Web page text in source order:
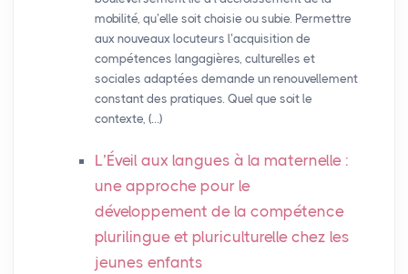
mobilité, qu’elle soit choisie ou subie. Permettre
aux nouveaux locuteurs l’acquisition de
compétences langagières, culturelles et
sociales adaptées demande un renouvellement
constant des pratiques. Quel que soit le
contexte, (…)
L’Éveil aux langues à la maternelle :
une approche pour le
développement de la compétence
plurilingue et pluriculturelle chez les
jeunes enfants